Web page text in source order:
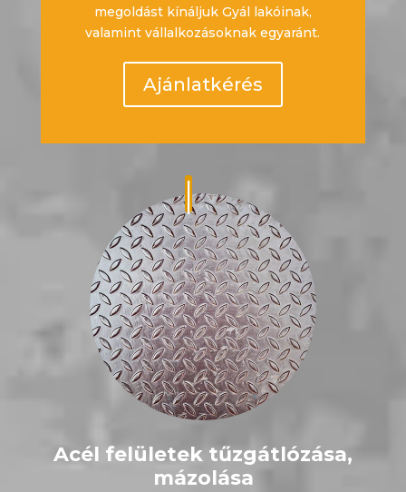
megoldást kínáljuk Gyál lakóinak,
valamint vállalkozásoknak egyaránt.
Ajánlatkérés
Acél felületek tűzgátlózása,
mázolása